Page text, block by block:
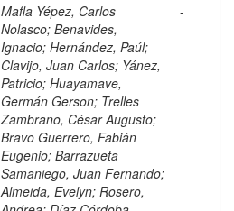
Mafla Yépez, Carlos
Nolasco; Benavides,
Ignacio; Hernández, Paúl;
Clavijo, Juan Carlos; Yánez,
Patricio; Huayamave,
Germán Gerson; Trelles
Zambrano, César Augusto;
Bravo Guerrero, Fabián
Eugenio; Barrazueta
Samaniego, Juan Fernando;
Almeida, Evelyn; Rosero,
-